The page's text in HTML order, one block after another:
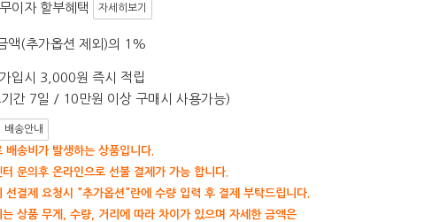
이자 할부혜택 자세히보기
액(추가옵션 제외)의 1%
입시 3,000원 즉시 적립
간 7일 / 10만원 이상 구매시 사용가능)
배송안내
배송비가 발생하는 상품입니다.
터 문의후 온라인으로 선불 결제가 가능 합니다.
선결제 요청시 "추가옵션"란에 수량 입력 후 결제 부탁드립니다.
는 상품 무게, 수량, 거리에 따라 차이가 있으며 자세한 금액은